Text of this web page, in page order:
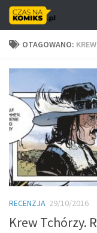
Skip to content
OTAGOWANO:
RECENZJA 29/10/2016
Krew Tchórzy.